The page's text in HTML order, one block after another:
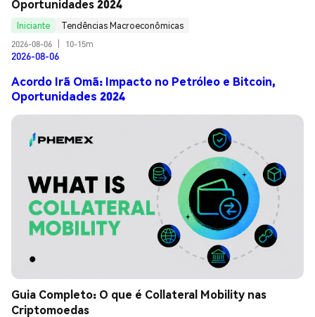
Oportunidades 2024
Iniciante
Tendências Macroeconômicas
2026-08-06
10-15m
2026-08-06
Acordo Irã Omã: Impacto no Petróleo e Bitcoin,
Oportunidades 2024
Guia Completo: O que é Collateral Mobility nas
Criptomoedas